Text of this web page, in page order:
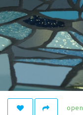
Eten
Drinken
Slapen
Recreatief
Winkels
Winkelgebiedenopen